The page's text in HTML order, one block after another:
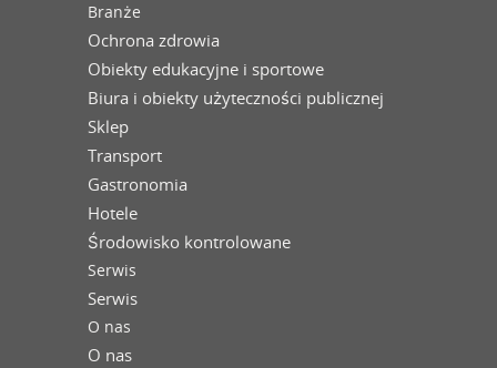
Branże
Ochrona zdrowia
Obiekty edukacyjne i sportowe
Biura i obiekty użyteczności publicznej
Sklep
Transport
Gastronomia
Hotele
Środowisko kontrolowane
Serwis
Serwis
O nas
O nas